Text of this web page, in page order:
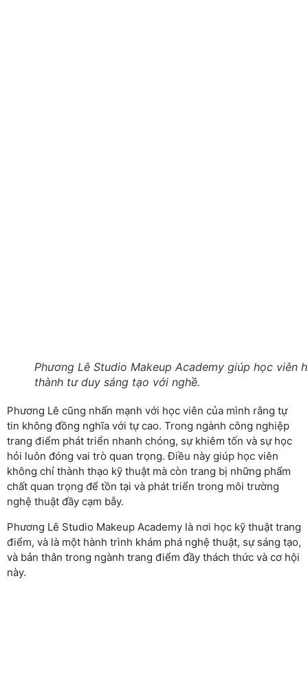
Phương Lê Studio Makeup Academy giúp học viên
thành tư duy sáng tạo với nghề.
Phương Lê cũng nhấn mạnh với học viên của mình rằng tự
tin không đồng nghĩa với tự cao. Trong ngành công nghiệp
trang điểm phát triển nhanh chóng, sự khiêm tốn và sự học
hỏi luôn đóng vai trò quan trọng. Điều này giúp học viên
không chỉ thành thạo kỹ thuật mà còn trang bị những phẩm
chất quan trọng để tồn tại và phát triển trong môi trường
nghệ thuật đầy cạm bẫy.
Phương Lê Studio Makeup Academy là nơi học kỹ thuật trang
điểm, và là một hành trình khám phá nghệ thuật, sự sáng tạo,
và bản thân trong ngành trang điểm đầy thách thức và cơ hội
này.